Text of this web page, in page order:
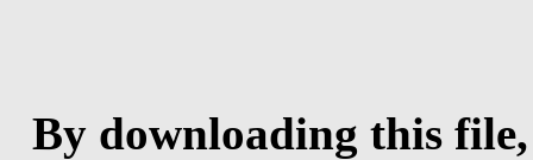
By downloading this